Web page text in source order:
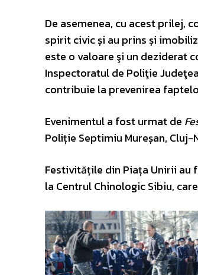
De asemenea, cu acest prilej,
spirit civic și au prins și
este o valoare şi un deziderat
Inspectoratul de Poliţie
contribuie la prevenirea
Evenimentul a fost urmat de
Poliție Septimiu Mureșan, Cluj-
Festivitățile din Piața Unirii
la Centrul Chinologic Sibiu,